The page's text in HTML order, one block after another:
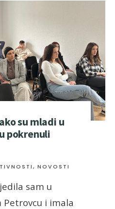
su mladi u
pokrenuli
, NOVOSTI
sam u
Petrovcu i imala